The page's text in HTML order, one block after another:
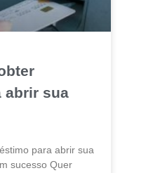
abrir sua
para abrir sua
sucesso Quer